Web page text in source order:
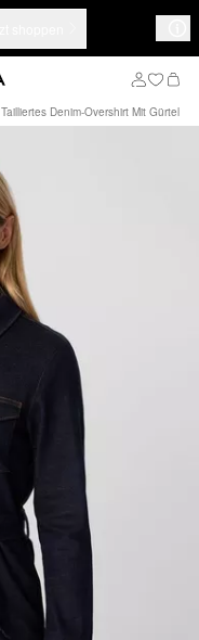
Tailliertes Denim-Overshirt Mit Gürtel